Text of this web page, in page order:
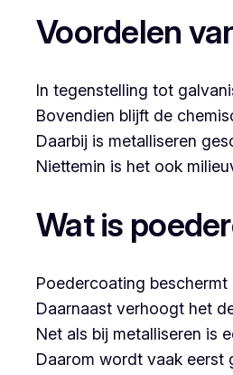
Voordelen
In tegenstelling tot
Bovendien blijft de
Daarbij is metalliseren
Niettemin is het ook
Wat is
Poedercoating
Daarnaast verhoogt het
Net als bij metalliseren is
Daarom wordt vaak eerst